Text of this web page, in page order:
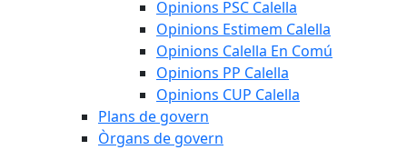
Opinions PSC Calella
Opinions Estimem Calella
Opinions Calella En Comú
Opinions PP Calella
Opinions CUP Calella
Plans de govern
Òrgans de govern